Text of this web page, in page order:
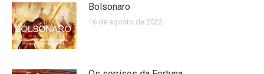
Bolsonaro
16 de agosto de 2022